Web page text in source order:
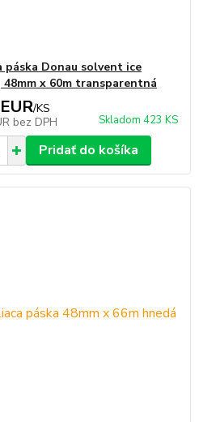
páska Donau solvent ice
x 60m transparentná
/KS
bez DPH Skladom 423 KS
Pridať do košíka